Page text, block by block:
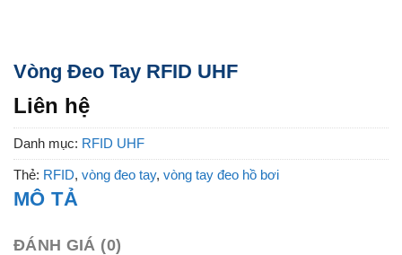
Vòng Đeo Tay RFID UHF
Liên hệ
Danh mục: RFID UHF
Thẻ: RFID, vòng đeo tay, vòng tay đeo hồ bơi
MÔ TẢ
ĐÁNH GIÁ (0)